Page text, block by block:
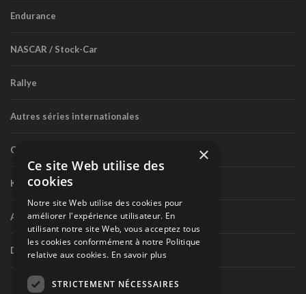
Endurance
NASCAR / Stock-Car
Rallye
Autres séries internationales
Circuit routier canadien
Karting
Autres séries nationales
Divers
×
Ce site Web utilise des
cookies
Notre site Web utilise des cookies pour
améliorer l'expérience utilisateur. En
utilisant notre site Web, vous acceptez tous
les cookies conformément à notre Politique
relative aux cookies. En savoir plus
STRICTEMENT NÉCESSAIRES